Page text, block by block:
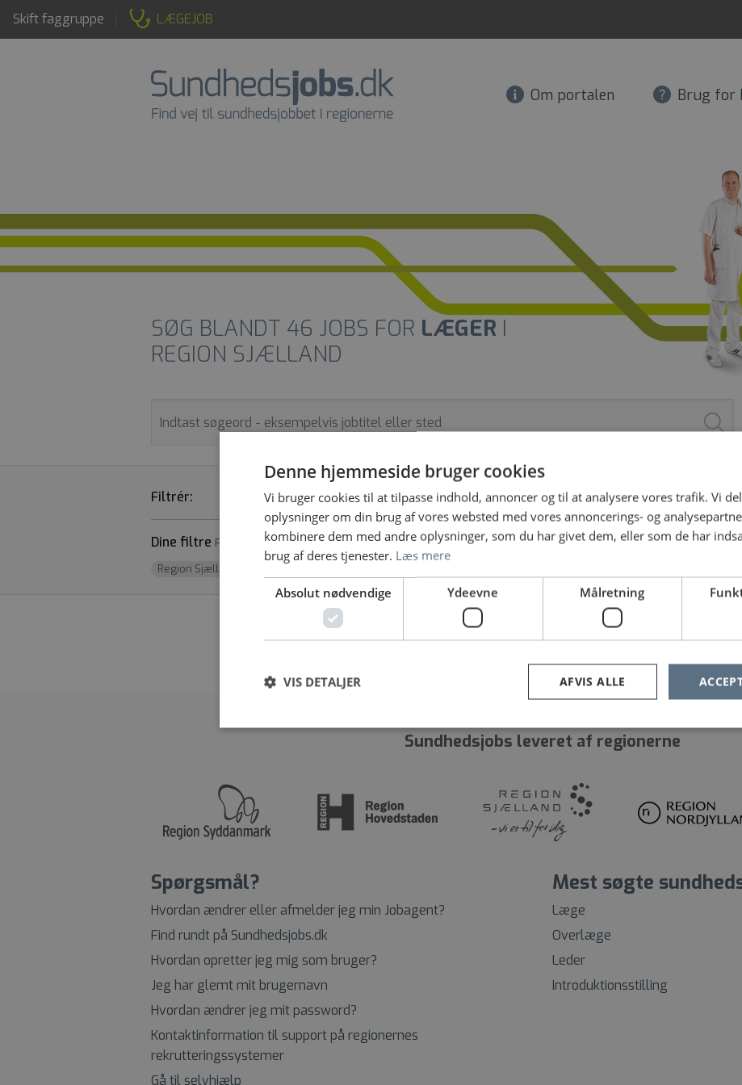
Skift faggruppe LÆGEJOB
Om portalen Brug for
SØG BLANDT 46 JOBS FOR LÆGER I
REGION SJÆLLAND
Filtrér: STILLINGSTYPE ARBEJDSSTED SPECIALE ANSÆTTELSESFORM
Dine filtre Fjern alle
Region Sjælland
Vi fandt desværre ingen jobopslag, prøv at søge på noget andet eller fjern
32 33 34 »
Sundhedsjobs leveret af regionerne
Spørgsmål?
Hvordan ændrer eller afmelder jeg min Jobagent?
Find rundt på Sundhedsjobs.dk
Hvordan opretter jeg mig som bruger?
Jeg har glemt mit brugernavn
Hvordan ændrer jeg mit password?
Kontaktinformation til support på regionernes
rekrutteringssystemer
Gå til selvhjælp
Mest søgte
Læge
Overlæge
Leder
Introduktionsstilling
Denne hjemmeside bruger cookies
Vi bruger cookies til at tilpasse indhold, annoncer og til at analysere vores trafik. Vi
oplysninger om din brug af vores websted med vores annoncerings- og
kombinere dem med andre oplysninger, som du har givet dem, eller som de har
brug af deres tjenester. Læs mere
Absolut nødvendige Ydeevne Målretning
AFVIS ALLE
VIS DETALJER